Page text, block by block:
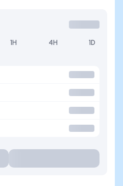
1H 4H 1D